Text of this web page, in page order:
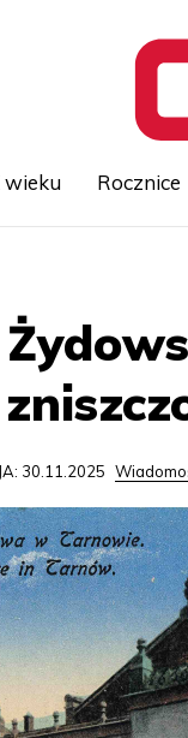
wieku Rocznice
30.11.2025